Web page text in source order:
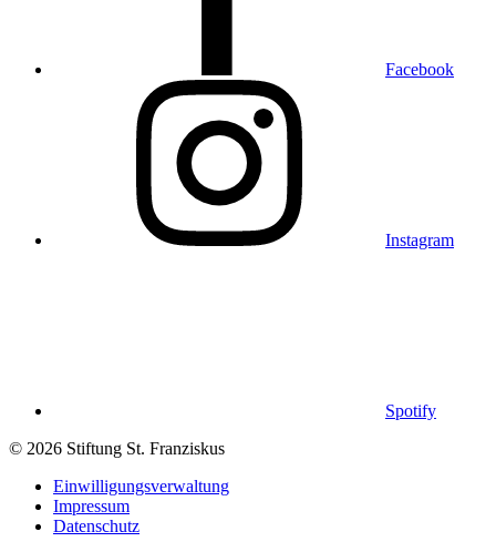
Facebook
Instagram
Spotify
© 2026 Stiftung St. Franziskus
Einwilligungsverwaltung
Impressum
Datenschutz